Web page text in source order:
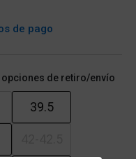
de pago
opciones de retiro/envío
39.5